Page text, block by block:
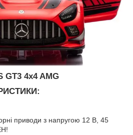
GT3 4x4 AMG
приводи з напругою 12 В, 45